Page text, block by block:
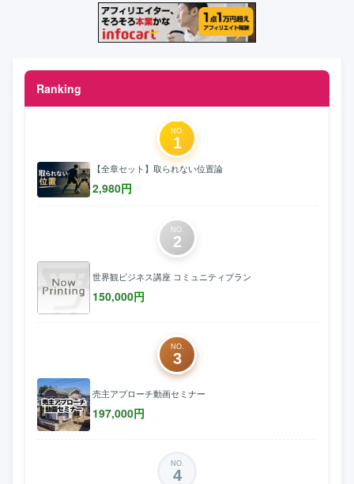
Ranking
NO.
1
【全章セット】取られない位置論
2,980円
NO.
2
世界観ビジネス講座 コミュニティプラン
150,000円
NO.
3
売主アプローチ動画セミナー
197,000円
NO.
4